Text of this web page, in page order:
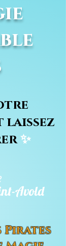
laissez
✨
Avold
Pirates